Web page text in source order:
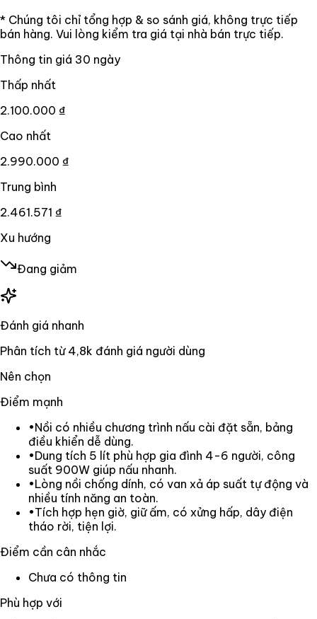
* Chúng tôi chỉ tổng hợp & so sánh giá, không trực tiếp
bán hàng. Vui lòng kiểm tra giá tại nhà bán trực tiếp.
Thông tin giá 30 ngày
Thấp nhất
2.100.000 ₫
Cao nhất
2.990.000 ₫
Trung bình
2.461.571 ₫
Xu hướng
Đang giảm
Đánh giá nhanh
Phân tích từ 4,8k đánh giá người dùng
Nên chọn
Điểm mạnh
•Nồi có nhiều chương trình nấu cài đặt sẵn, bảng
điều khiển dễ dùng.
•Dung tích 5 lít phù hợp gia đình 4-6 người, công
suất 900W giúp nấu nhanh.
•Lòng nồi chống dính, có van xả áp suất tự động và
nhiều tính năng an toàn.
•Tích hợp hẹn giờ, giữ ấm, có xửng hấp, dây điện
tháo rời, tiện lợi.
Điểm cần cân nhắc
Chưa có thông tin
Phù hợp với